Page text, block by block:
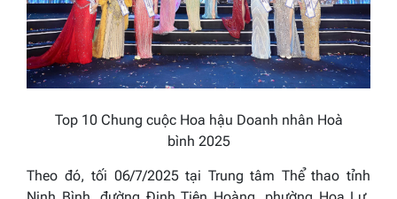
Top 10 Chung cuộc Hoa hậu Doanh nhân Hoà
bình 2025
Theo đó, tối 06/7/2025 tại Trung tâm Thể thao tỉnh